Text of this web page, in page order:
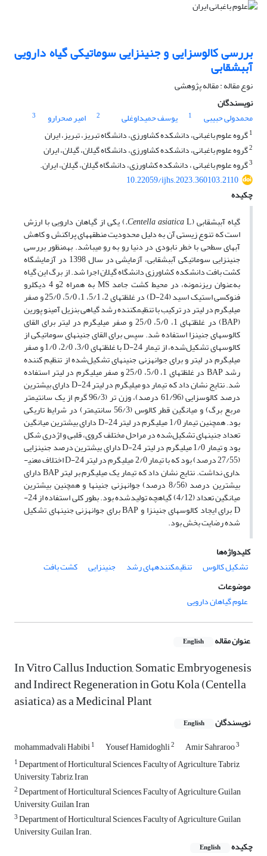
بررسی کالوسزایی و جنینزایی سوماتیکی گیاه دارویی
آببشقابی
نوع مقاله : مقاله پژوهشی
نویسندگان
محمدولی حبیبی
1 یوسف حمیداوغلی 2 امیر صحرارو
3
1گروه علوم باغبانی، دانشکده کشاورزی، دانشگاه تبریز، تبریز، ایران
2گروه علوم باغبانی، دانشکده کشاورزی، دانشگاه گیلان، گیلان، ایران
3گروه علوم باغبانی ، دانشکده کشاورزی، دانشگاه گیلان، گیلان، ایران.
10.22059/ijhs.2023.360103.2110
چکیده
گیاه آب­بشقابی ( Centella asiaticaL
.) یکی از گیاهان دارویی با ارزش
است که تنوع زیستی آن به دلیل محدودیت منطقه­های پراکنش و کاهش
آب­های سطحی با خطر نابودی در دنیا رو به رو می­باشد. به­منظور بررسی
جنین­زایی سوماتیکی آب­بشقابی، آزمایشی در سال 1398 در آزمایشگاه
کشت بافت دانشکده کشاورزی دانشگاه گیلان اجرا شد. از برگ­ این گیاه
به‌عنوان ریزنمونه، در محیط کشت جامد MS به همراه 2و 4 دیکلرو
فنوکسی استیک اسید (2,4-D) در غلظت­های 2، 5/1، 1، 5/0، 25/0 و صفر
میلی­گرم در لیتر در ترکیب با تنظیم­کننده رشد گیاهی بنزیل آمینو پورین
(BAP) در غلظت­های 1، 5/0، 25/0 و صفر میلی­گرم در لیتر برای­ القای
کالوس­های جنین­زا استفاده شد. سپس برای القای جنین­های سوماتیکی از
کالوس­های تشکیل‌شده، از تیمار 2,4-D با غلظت­های 3/0، 2/0، 1/0 و صفر
میلی­گرم در لیتر و برای جوانه­زنی جنین­های تشکیل‌شده از تنظیم کننده
رشد BAP در غلظت­های 1، 5/0، 25/0 و صفر میلی­گرم در لیتر استفاده
شد. نتایج نشان داد که تیمار دو میلی­گرم در لیتر 2,4-D دارای بیشترین
درصد کالوس­زایی (61/96 درصد)، وزن تر (96/3 گرم از یک سانتی­متر
مربع برگ) و میانگین قطر کالوس (56/3 سانتی­متر) در شرایط تاریکی
بود. همچنین تیمار 1/0 میلی­گرم در لیتر 2,4-D دارای بیشترین میانگین
تعداد جنین­های تشکیل‌شده در مراحل مختلف کروی، قلبی و اژدری شکل
بود و تیمار 1/0 میلی­گرم در لیتر 2,4-D دارای بیشترین درصد­ جنین­زایی
(27/55 درصد) بود که با تیمار 2/0 میلی­گرم در لیتر 2,4-D اختلاف معنی­
داری نداشت. نتایج نشان داد که تیمار یک میلی­گرم بر لیتر BAP دارای
بیشترین درصد (8/56 درصد) جوانه­زنی جنین­ها و همچنین بیشترین
میانگین تعداد (4/12) گیاهچه تولیدشده بود. بطور کلی استفاده از 2,4-
D برای ایجاد کالوس­های جنین­زا و BAP برای جوانه­زنی جنین­های تشکیل
شده رضایت بخش بود.
کلیدواژه‌ها
تشکیل کالوس
تنظیمکنندههای رشد جنینزایی
کشت بافت
موضوعات
علوم گیاهان دارویی
عنوان مقاله English
In Vitro Callus Induction, Somatic Embryogenesis
and Indirect Regeneration in Gotu Kola (Centella
asiatica) as a Medicinal Plant
نویسندگان English
mohammadvali Habibi1 Yousef Hamidoghli2 Amir Sahraroo3
1Department of Horticultural Sciences, Faculty of Agriculture, Tabriz
University, Tabriz, Iran
2Department of Horticultural Sciences, Faculty of Agriculture, Guilan
University, Guilan, Iran
3Department of Horticultural Sciences, Faculty of Agriculture, Guilan
University, Guilan, Iran.
چکیده
English